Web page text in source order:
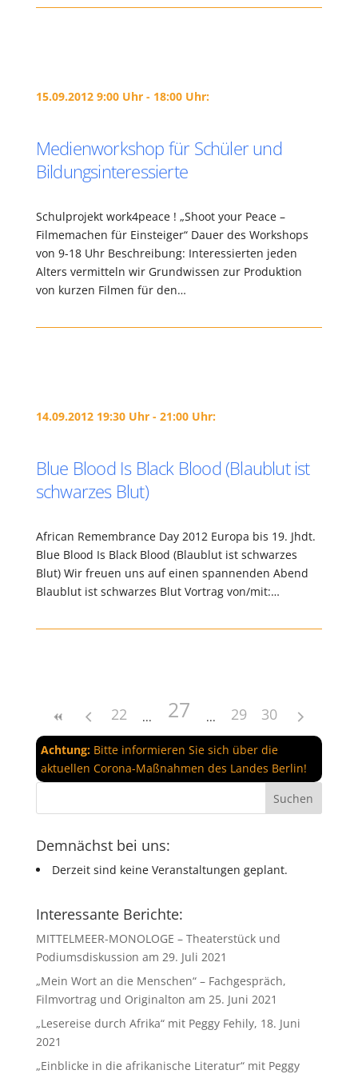
15.09.2012 9:00 Uhr - 18:00 Uhr:
Medienworkshop für Schüler und
Bildungsinteressierte
Schulprojekt work4peace ! „Shoot your Peace –
Filmemachen für Einsteiger“ Dauer des Workshops
von 9-18 Uhr Beschreibung: Interessierten jeden
Alters vermitteln wir Grundwissen zur Produktion
von kurzen Filmen für den…
14.09.2012 19:30 Uhr - 21:00 Uhr:
Blue Blood Is Black Blood (Blaublut ist
schwarzes Blut)
African Remembrance Day 2012 Europa bis 19. Jhdt.
Blue Blood Is Black Blood (Blaublut ist schwarzes
Blut) Wir freuen uns auf einen spannenden Abend
Blaublut ist schwarzes Blut Vortrag von/mit:…
22 27 29 30
Achtung:Bitte informieren Sie sich über die
aktuellen Corona-Maßnahmen des Landes Berlin!
Demnächst bei uns:
Derzeit sind keine Veranstaltungen geplant.
Interessante Berichte:
MITTELMEER-MONOLOGE – Theaterstück und
Podiumsdiskussion am 29. Juli 2021
„Mein Wort an die Menschen“ – Fachgespräch,
Filmvortrag und Originalton am 25. Juni 2021
„Lesereise durch Afrika“ mit Peggy Fehily, 18. Juni
2021
„Einblicke in die afrikanische Literatur“ mit Peggy